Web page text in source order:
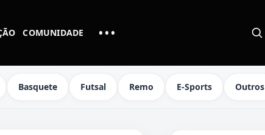
COMUNIDADE •••MAIS LINKS DO MENU
Basquete Futsal Remo E-Sports Outros